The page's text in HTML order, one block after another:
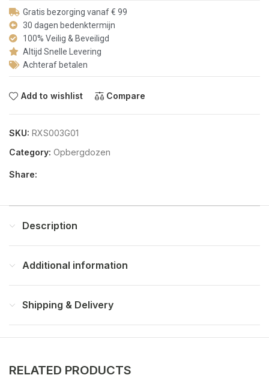
Gratis bezorging vanaf € 99
30 dagen bedenktermijn
100% Veilig & Beveiligd
Altijd Snelle Levering
Achteraf betalen
Add to wishlist Compare
SKU: RXS003G01
Category: Opbergdozen
Share:
Description
Additional information
Shipping & Delivery
RELATED PRODUCTS